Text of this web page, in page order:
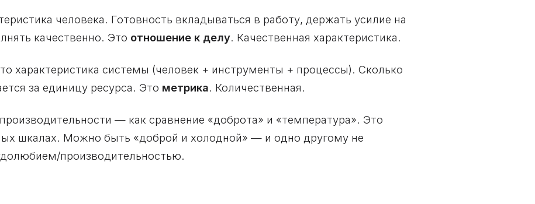
человека. Готовность вкладываться в работу, держать усилие на
качественно. Это отношение к делу. Качественная характеристика.
характеристика системы (человек + инструменты + процессы). Сколько
за единицу ресурса. Это метрика. Количественная.
— как сравнение «доброта» и «температура». Это
шкалах. Можно быть «доброй и холодной» — и одно другому не
производительностью.